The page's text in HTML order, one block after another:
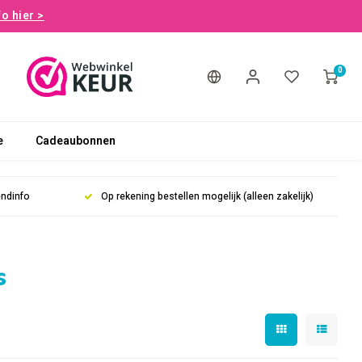
hier >
0
Cadeaubonnen
Op rekening bestellen mogelijk (alleen zakelijk)